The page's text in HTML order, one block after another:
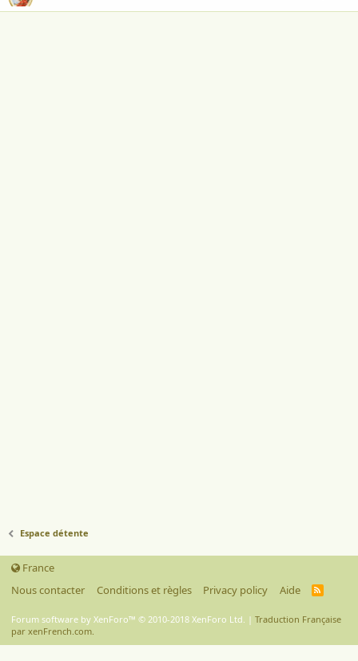
Espace détente
France
Nous contacter
Conditions et règles Privacy policy Aide
R
S
Forum software by XenForo™ © 2010-2018 XenForo Ltd. | Traduction Française
par xenFrench.com.